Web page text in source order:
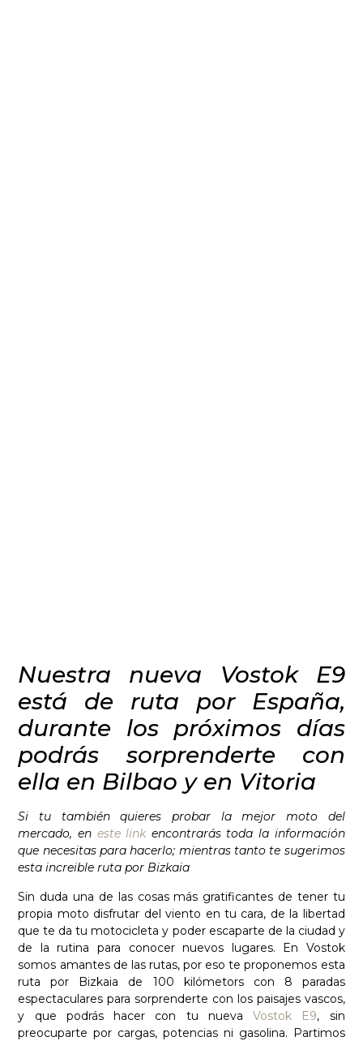
Nuestra nueva Vostok E9
está de ruta por España,
durante los próximos días
podrás sorprenderte con
ella en Bilbao y en Vitoria
Si tu también quieres probar la mejor moto del
mercado, en este linkencontrarás toda la información
que necesitas para hacerlo; mientras tanto te sugerimos
esta increible ruta por Bizkaia
Sin duda una de las cosas más gratificantes de tener tu
propia moto disfrutar del viento en tu cara, de la libertad
que te da tu motocicleta y poder escaparte de la ciudad y
de la rutina para conocer nuevos lugares. En Vostok
somos amantes de las rutas, por eso te proponemos esta
ruta por Bizkaia de 100 kilómetors con 8 paradas
espectaculares para sorprenderte con los paisajes vascos,
y que podrás hacer con tu nuevaVostok E9, sin
preocuparte por cargas, potencias ni gasolina. Partimos